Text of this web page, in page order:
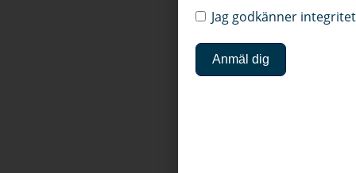
Jag godkänner
Anmäl dig